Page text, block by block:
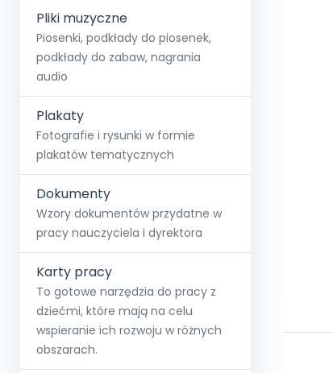
Pliki muzyczne
Piosenki, podkłady do piosenek,
podkłady do zabaw, nagrania
audio
Plakaty
Fotografie i rysunki w formie
plakatów tematycznych
Dokumenty
Wzory dokumentów przydatne w
pracy nauczyciela i dyrektora
Karty pracy
To gotowe narzędzia do pracy z
dziećmi, które mają na celu
wspieranie ich rozwoju w różnych
obszarach.